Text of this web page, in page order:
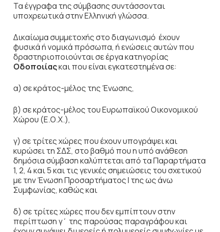
Τα έγγραφα της σύμβασης συντάσσονται
υποχρεωτικά στην Ελληνική γλώσσα.
Δικαίωμα συμμετοχής στο διαγωνισμό έχουν
φυσικά ή νομικά πρόσωπα, ή ενώσεις αυτών που
δραστηριοποιούνται σε έργα κατηγορίας
Οδοποιίαςκαι που είναι εγκατεστημένα σε:
α) σε κράτος-μέλος της Ένωσης,
β) σε κράτος-μέλος του Ευρωπαϊκού Οικονομικού
Χώρου (Ε.Ο.Χ.),
γ) σε τρίτες χώρες που έχουν υπογράψει και
κυρώσει τη ΣΔΣ, στο βαθμό που η υπό ανάθεση
δημόσια σύμβαση καλύπτεται από τα Παραρτήματα
1, 2, 4 και 5 και τις γενικές σημειώσεις του σχετικού
με την Ένωση Προσαρτήματος I της ως άνω
Συμφωνίας, καθώς και
δ) σε τρίτες χώρες που δεν εμπίπτουν στην
περίπτωση γ΄ της παρούσας παραγράφου και